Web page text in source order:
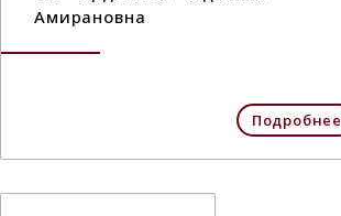
Амирановна
Подробнее